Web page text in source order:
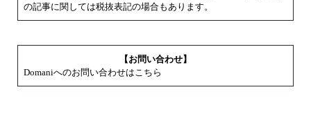
の記事に関しては税抜表記の場合もあります。
【お問い合わせ】
Domaniへのお問い合わせはこちら